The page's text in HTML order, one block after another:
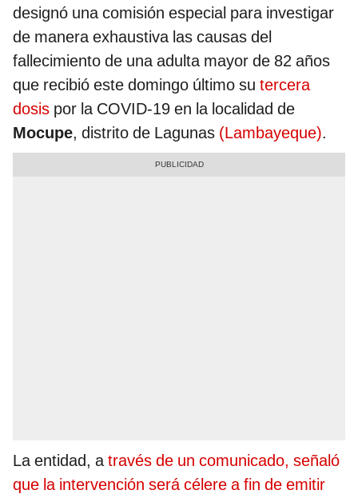
designó una comisión especial para investigar
de manera exhaustiva las causas del
fallecimiento de una adulta mayor de 82 años
que recibió este domingo último su tercera
dosis por la COVID-19 en la localidad de
Mocupe, distrito de Lagunas (Lambayeque).
La entidad, através de un comunicado, señaló
que la intervención será célere a fin de emitir